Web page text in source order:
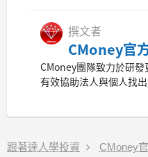
撰文者
CMoney官
CMoney團隊致力於研
有效協助法人與個人找
跟著達人學投資 CMoney